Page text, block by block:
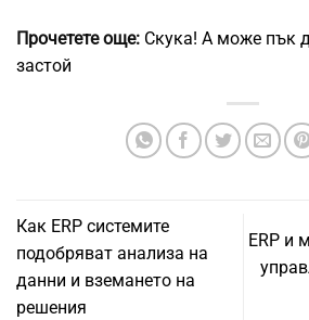
Прочетете още: Скука! А може пък
застой
Как ERP системите
подобряват анализа на
данни и вземането на
решения
ERP и